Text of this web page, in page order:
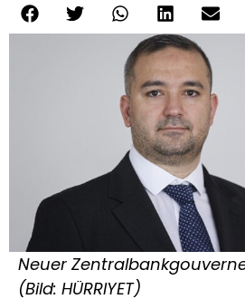
Neuer
(Bild: HÜRRIYET)